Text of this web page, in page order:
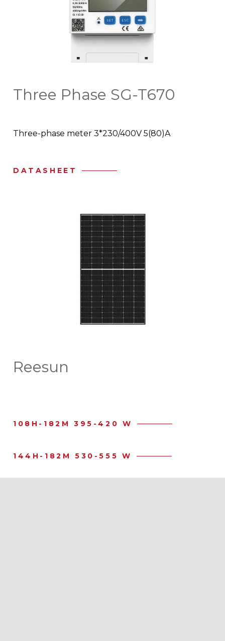
Three Phase SG-T670
Three-phase meter 3*230/400V 5(80)A
DATASHEET
Reesun
108H-182M 395-420 W
144H-182M 530-555 W